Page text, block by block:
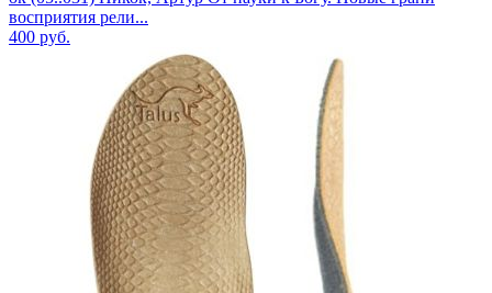
восприятия рели...
400 руб.